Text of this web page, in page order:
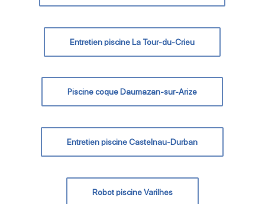
Entretien piscine La Tour-du-Crieu
Piscine coque Daumazan-sur-Arize
Entretien piscine Castelnau-Durban
Robot piscine Varilhes